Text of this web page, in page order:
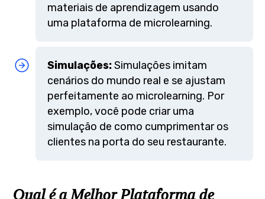
materiais de aprendizagem usando
uma plataforma de microlearning.
Simulações:Simulações imitam
cenários do mundo real e se ajustam
perfeitamente ao microlearning. Por
exemplo, você pode criar uma
simulação de como cumprimentar os
clientes na porta do seu restaurante.
Qual é a Melhor Plataforma de